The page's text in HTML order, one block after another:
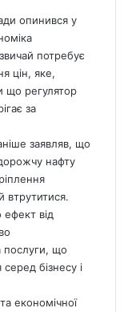
опинився у
потребує
цін, яке,
що регулятор
за
заявляв, що
нафту
втрутитися.
від
послуги, що
бізнесу і
економічної